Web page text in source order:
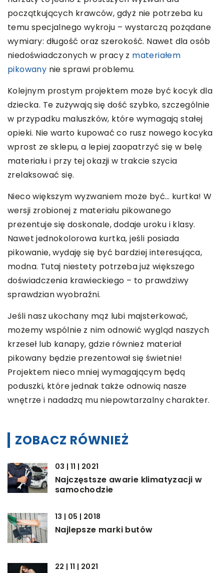
początkujących krawców, gdyż nie potrzeba ku
temu specjalnego wykroju – wystarczą pożądane
wymiary: długość oraz szerokość. Nawet dla osób
niedoświadczonych w pracy z materiałem
pikowany nie sprawi problemu.
Kolejnym prostym projektem może być kocyk dla
dziecka. Te zużywają się dość szybko, szczególnie
w przypadku maluszków, które wymagają stałej
opieki. Nie warto kupować co rusz nowego kocyka
wprost ze sklepu, a lepiej zaopatrzyć się w belę
materiału i przy tej okazji w trakcie szycia
zrelaksować się.
Nieco większym wyzwaniem może być… kurtka! W
wersji zrobionej z materiału pikowanego
prezentuje się doskonale, dodaje uroku i klasy.
Nawet jednokolorowa kurtka, jeśli posiada
pikowanie, wydaję się być bardziej interesująca,
modna. Tutaj niestety potrzeba już większego
doświadczenia krawieckiego – to prawdziwy
sprawdzian wyobraźni.
Jeśli nasz ukochany mąż lubi majsterkować,
możemy wspólnie z nim odnowić wygląd naszych
krzeseł lub kanapy, gdzie również materiał
pikowany będzie prezentował się świetnie!
Projektem nieco mniej wymagającym będą
poduszki, które jednak także odnowią nasze
wnętrze i nadadzą mu niepowtarzalny charakter.
ZOBACZ RÓWNIEŻ
03 | 11 | 2021
Najczęstsze awarie klimatyzacji w
samochodzie
13 | 05 | 2018
Najlepsze marki butów
22 | 11 | 2021